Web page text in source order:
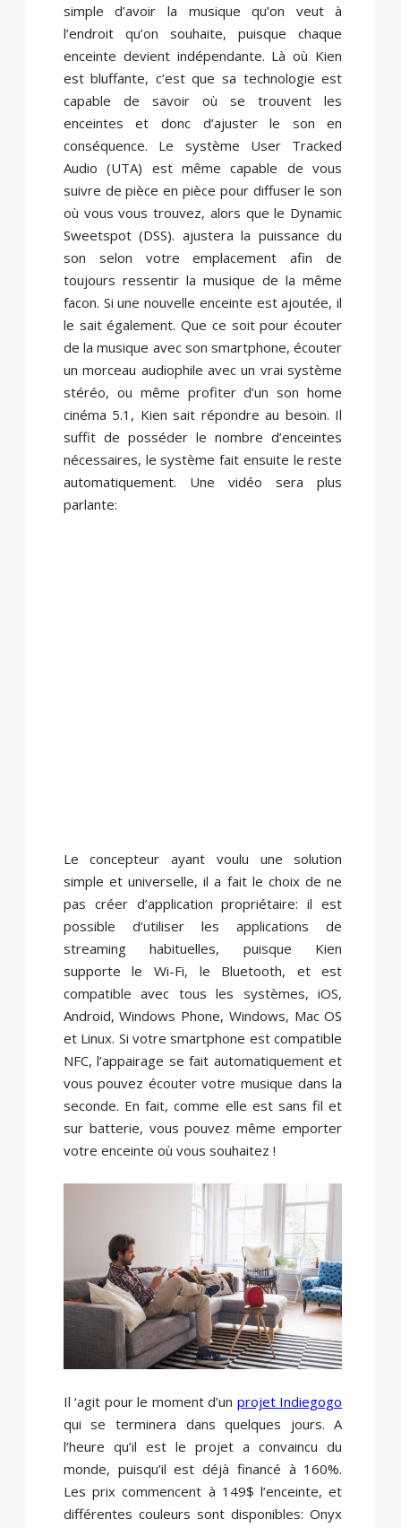
simple d’avoir la musique qu’on veut à
l’endroit qu’on souhaite, puisque chaque
enceinte devient indépendante. Là où Kien
est bluffante, c’est que sa technologie est
capable de savoir où se trouvent les
enceintes et donc d’ajuster le son en
conséquence. Le système User Tracked
Audio (UTA) est même capable de vous
suivre de pièce en pièce pour diffuser le son
où vous vous trouvez, alors que le Dynamic
Sweetspot (DSS). ajustera la puissance du
son selon votre emplacement afin de
toujours ressentir la musique de la même
facon. Si une nouvelle enceinte est ajoutée, il
le sait également. Que ce soit pour écouter
de la musique avec son smartphone, écouter
un morceau audiophile avec un vrai système
stéréo, ou même profiter d’un son home
cinéma 5.1, Kien sait répondre au besoin. Il
suffit de posséder le nombre d’enceintes
nécessaires, le système fait ensuite le reste
automatiquement. Une vidéo sera plus
parlante:
Le concepteur ayant voulu une solution
simple et universelle, il a fait le choix de ne
pas créer d’application propriétaire: il est
possible d’utiliser les applications de
streaming habituelles, puisque Kien
supporte le Wi-Fi, le Bluetooth, et est
compatible avec tous les systèmes, iOS,
Android, Windows Phone, Windows, Mac OS
et Linux. Si votre smartphone est compatible
NFC, l’appairage se fait automatiquement et
vous pouvez écouter votre musique dans la
seconde. En fait, comme elle est sans fil et
sur batterie, vous pouvez même emporter
votre enceinte où vous souhaitez !
Il ‘agit pour le moment d’un projet Indiegogo
qui se terminera dans quelques jours. A
l’heure qu’il est le projet a convaincu du
monde, puisqu’il est déjà financé à 160%.
Les prix commencent à 149$ l’enceinte, et
différentes couleurs sont disponibles: Onyx